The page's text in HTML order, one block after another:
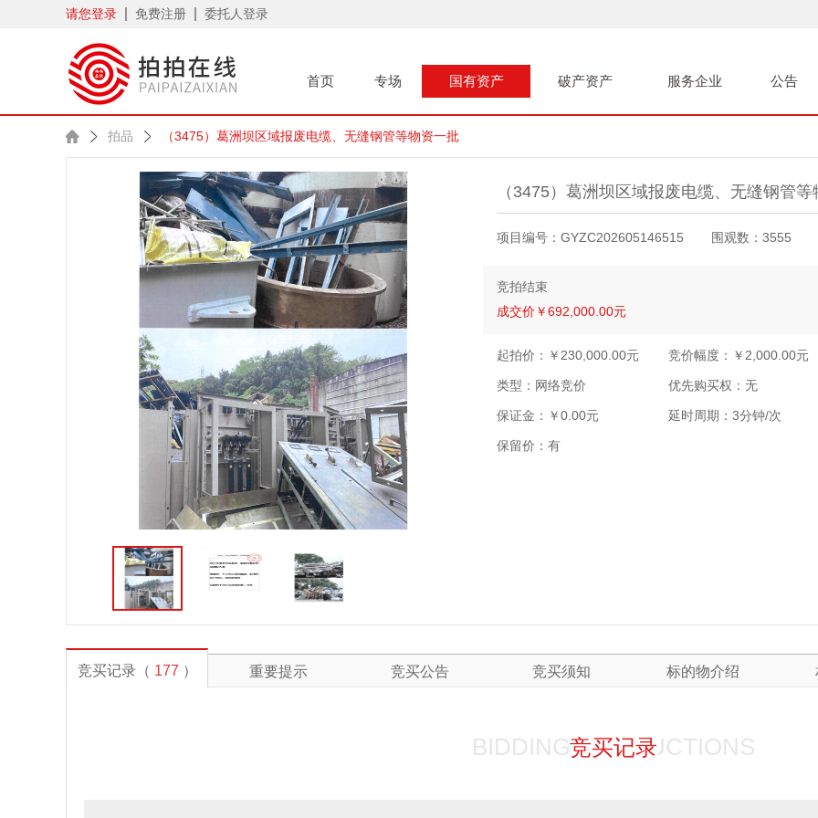
请您登录 免费注册 委托人登录
首页 专场 国有资产 破产资产 服务企业 公告
拍品 （3475）葛洲坝区域报废电缆、无缝钢管等物资一批
（3475）葛洲坝区域报废电缆、无缝钢管
项目编号： GYZC202605146515 围观数： 3555
竞拍结束
成交价 ￥692,000.00元
起拍价：￥230,000.00元 竞价幅度：￥2,000.00元
类型： 网络竞价 优先购买权： 无
保证金：￥0.00元 延时周期： 3分钟/次
保留价： 有
竞买记录（ 177 ） 重要提示 竞买公告 竞买须知 标的物介绍
BIDDING INSTRUCTIONS
竞买记录